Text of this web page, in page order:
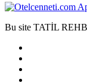
Bu site TATİL